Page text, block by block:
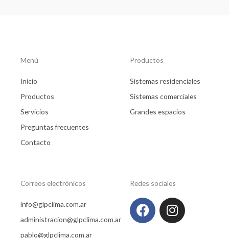
Menú
Inicio
Productos
Servicios
Preguntas frecuentes
Contacto
Productos
Sistemas residenciales
Sistemas comerciales
Grandes espacios
Correos electrónicos
info@glpclima.com.ar
administracion@glpclima.com.ar
pablo@glpclima.com.ar
Redes sociales
F
a
I
n